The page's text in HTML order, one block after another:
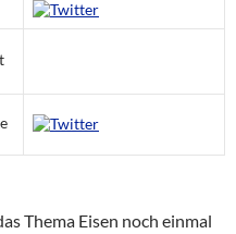
Thema Eisen noch einmal